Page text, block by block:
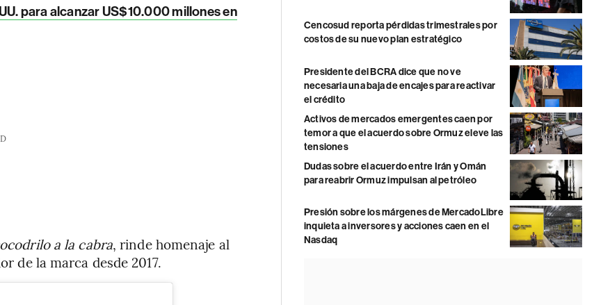
para alcanzar US$10.000 millones en
a la cabra, rinde homenaje al
de la marca desde 2017.
Cencosud reporta pérdidas trimestrales por
costos de su nuevo plan estratégico
Presidente del BCRA dice que no ve
necesaria una baja de encajes para reactivar
el crédito
Activos de mercados emergentes caen por
temor a que el acuerdo sobre Ormuz eleve las
tensiones
Dudas sobre el acuerdo entre Irán y Omán
para reabrir Ormuz impulsan al petróleo
Presión sobre los márgenes de MercadoLibre
inquieta a inversores y acciones caen en el
Nasdaq